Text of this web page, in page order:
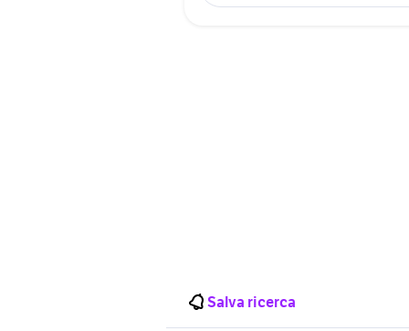
Salva ricerca